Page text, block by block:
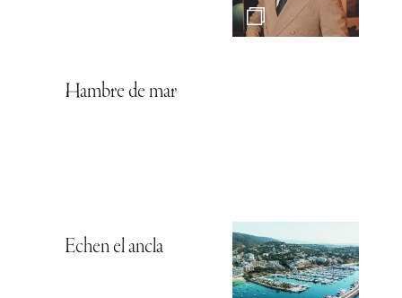
Hambre de mar
Echen el ancla